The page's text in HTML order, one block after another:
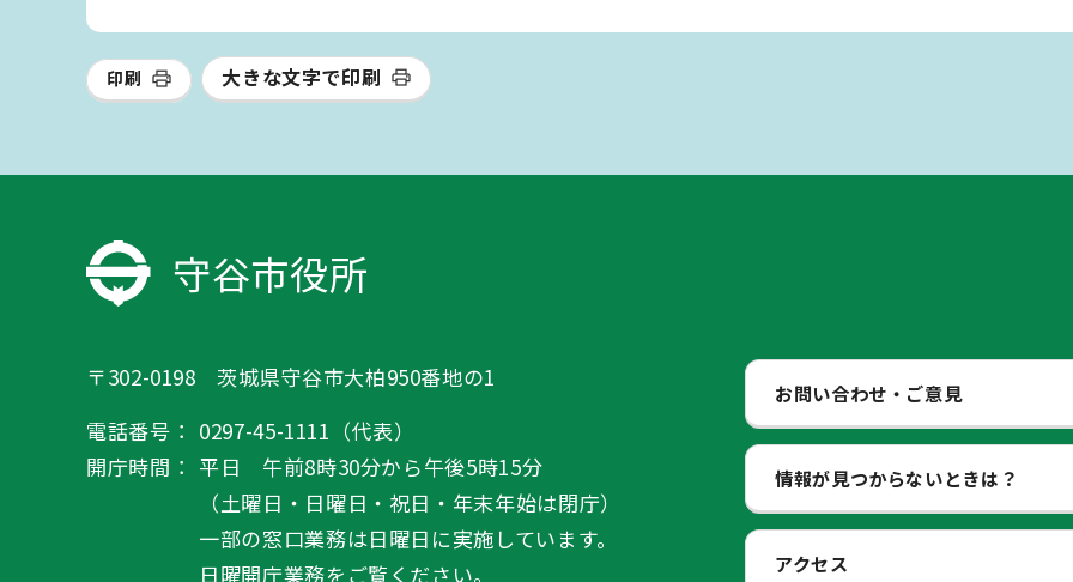
印刷 大きな文字で印刷
守谷市役所
〒302-0198 茨城県守谷市大柏950番地の1
電話番号： 0297-45-1111（代表）
開庁時間： 平日 午前8時30分から午後5時15分
（土曜日・日曜日・祝日・年末年始は閉庁）
一部の窓口業務は日曜日に実施しています。
日曜開庁業務をご覧ください。
お問い合わせ・ご意見
情報が見つからないときは？
アクセス